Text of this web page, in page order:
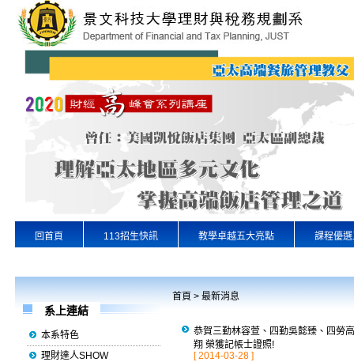
回首頁 113招生快訊 教學卓越五大亮點 課程優
系上連結
本系特色
理財達人SHOW
首頁 > 最新消息
恭賀三勤林容萱、四勤吳懿臻、四勞
翔 榮獲記帳士證照!
[ 2014-03-28 ]